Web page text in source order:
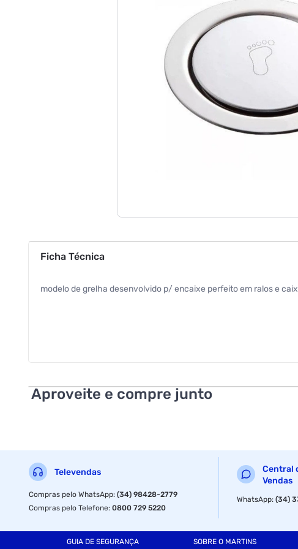
Ficha Técnica
modelo de grelha desenvolvido p/ encaixe perfeito em ralos e
Aproveite e compre junto
Televendas
Compras pelo WhatsApp:(34) 98428-2779
Compras pelo Telefone:0800 729 5220
Central
Vendas
WhatsApp:(34)
GUIA DE SEGURANÇA SOBRE O MARTINS